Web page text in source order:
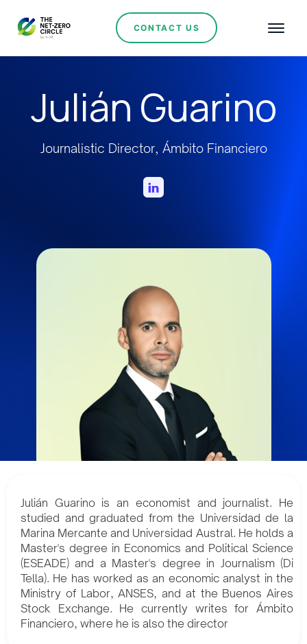
CONTACT US
Julián Guarino
Journalistic Director, Ámbito Financiero
Julián Guarino is an economist and journalist. He
studied and graduated from the Universidad de la
Marina Mercante and Universidad Austral. He holds a
Master's degree in Economics and Political Science
(ESEADE) and a Master's degree in Journalism (Di
Tella). He has worked as an economic analyst in the
Ministry of Labor, ANSES, and at the Buenos Aires
Stock Exchange. He currently writes for Ámbito
Financiero, where he is also the director